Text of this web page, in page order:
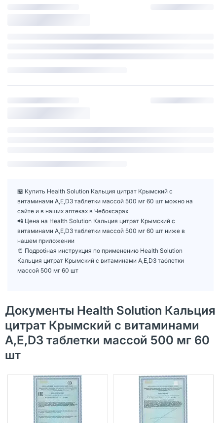
🏪 Купить Health Solution Кальция цитрат Крымский с
витаминами А,Е,D3 таблетки массой 500 мг 60 шт можно на
сайте и в наших аптеках в Чебоксарах
📲 Цена на Health Solution Кальция цитрат Крымский с
витаминами А,Е,D3 таблетки массой 500 мг 60 шт ниже в
нашем приложении
📒 Подробная инструкция по применению Health Solution
Кальция цитрат Крымский с витаминами А,Е,D3 таблетки
массой 500 мг 60 шт
Документы Health Solution Кальция
цитрат Крымский с витаминами
А,Е,D3 таблетки массой 500 мг 60
шт